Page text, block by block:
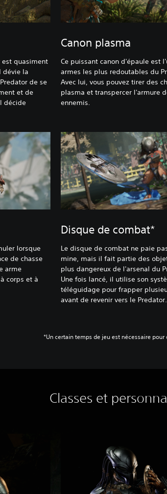
est quasiment
dévie la
de se
et de
décide
Canon plasma
Ce puissant canon d'épaule est
armes les plus redoutables du
Avec lui, vous pouvez tirer des
plasma et transpercer l'armure
ennemis.‎
lorsque
de chasse
arme
corps et à
Disque de combat*
Le disque de combat ne paie
mine, mais il fait partie des
plus dangereux de l'arsenal du
Une fois lancé, il utilise son
téléguidage pour frapper
avant de revenir vers le Predator.‎
‎*Un certain temps de jeu est nécessaire pour
Classes et